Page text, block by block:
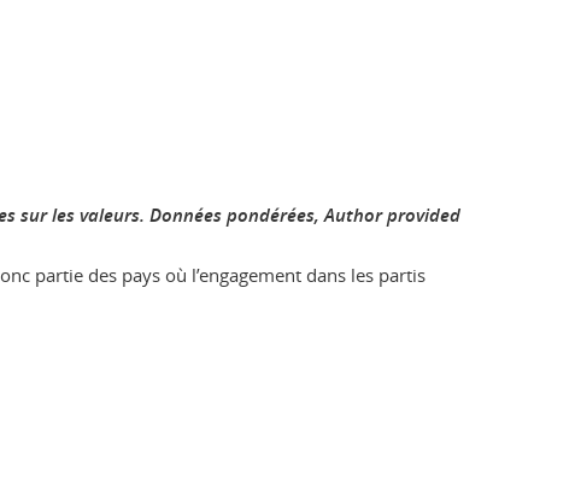
sur les valeurs. Données pondérées,Author provided
partie des pays où l’engagement dans les partis